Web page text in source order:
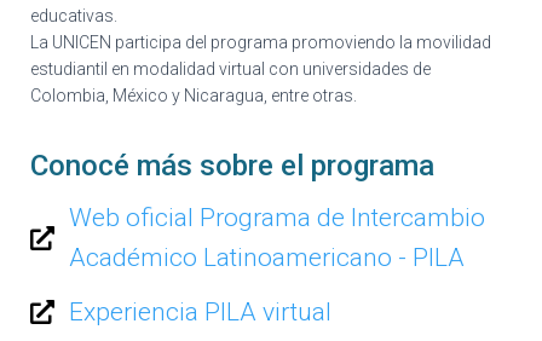
educativas.
La UNICEN participa del programa promoviendo la movilidad
estudiantil en modalidad virtual con universidades de
Colombia, México y Nicaragua, entre otras.
Conocé más sobre el programa
Web oficial Programa de Intercambio
Académico Latinoamericano - PILA
Experiencia PILA virtual